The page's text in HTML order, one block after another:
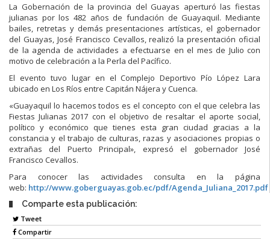
La Gobernación de la provincia del Guayas aperturó las fiestas
julianas por los 482 años de fundación de Guayaquil. Mediante
bailes, retretas y demás presentaciones artísticas, el gobernador
del Guayas, José Francisco Cevallos, realizó la presentación oficial
de la agenda de actividades a efectuarse en el mes de Julio con
motivo de celebración a la Perla del Pacífico.
El evento tuvo lugar en el Complejo Deportivo Pío López Lara
ubicado en Los Ríos entre Capitán Nájera y Cuenca.
«Guayaquil lo hacemos todos es el concepto con el que celebra las
Fiestas Julianas 2017 con el objetivo de resaltar el aporte social,
político y económico que tienes esta gran ciudad gracias a la
constancia y el trabajo de culturas, razas y asociaciones propias o
extrañas del Puerto Principal», expresó el gobernador José
Francisco Cevallos.
Para conocer las actividades consulta en la página
web: http://www.goberguayas.gob.ec/pdf/Agenda_Juliana_2017.pdf
Comparte esta publicación:
Tweet
Compartir